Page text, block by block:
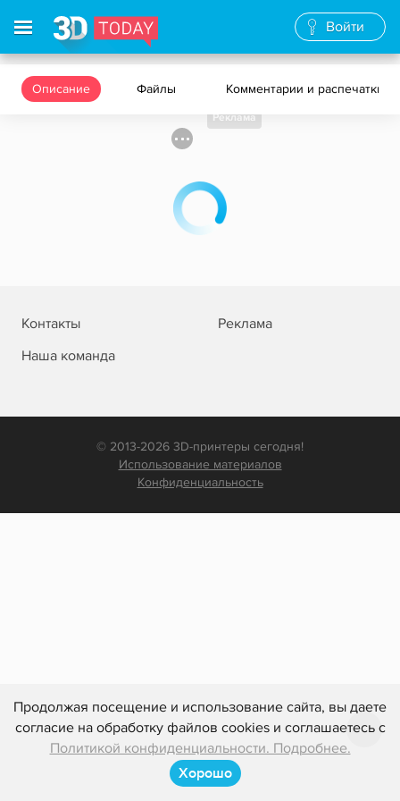
Продолжая посещение и использование сайта, вы даете
согласие на обработку файлов cookies и соглашаетесь с
Политикой конфиденциальности. Подробнее.
Хорошо
Войти
Описание Файлы Комментарии и распечатки
Реклама
Контакты
Реклама
Наша команда
© 2013-2026 3D-принтеры сегодня!
Использование материалов
Конфиденциальность